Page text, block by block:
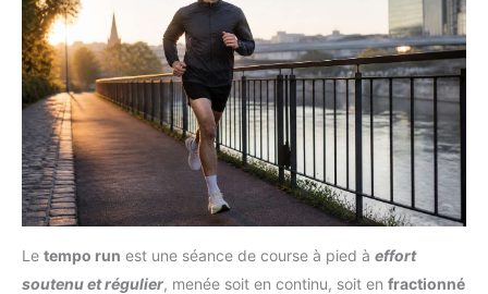
Le tempo run est une séance de course à pied à effort
soutenu et régulier, menée soit en continu, soit en fractionné